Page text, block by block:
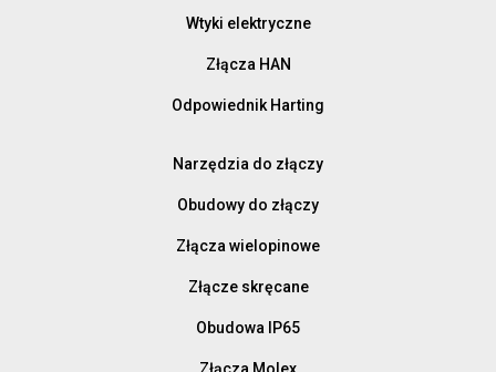
Wtyki elektryczne
Złącza HAN
Odpowiednik Harting
Narzędzia do złączy
Obudowy do złączy
Złącza wielopinowe
Złącze skręcane
Obudowa IP65
Złącza Molex